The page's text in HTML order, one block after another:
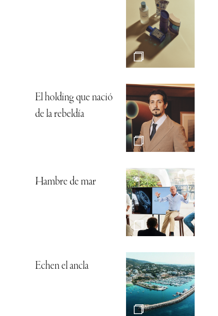
El holding que nació
de la rebeldía
Hambre de mar
Echen el ancla